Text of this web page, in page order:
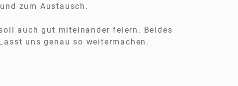
zum Austausch.
auch gut miteinander feiern. Beides
uns genau so weitermachen.